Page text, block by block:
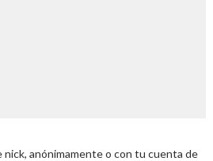
anónimamente o con tu cuenta de